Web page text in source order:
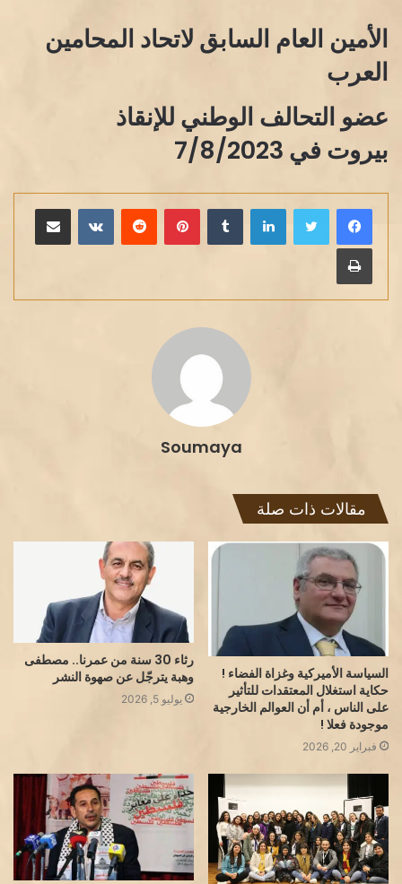
الأمين العام السابق لاتحاد المحامين
العرب
عضو التحالف الوطني للإنقاذ
بيروت في 7/8/2023
لينكدإن بينتيريست مشاركة عبر البريد
طباعة
Soumaya
مقالات ذات صلة
السياسة الأميركية وغزاة الفضاء !
حكاية استغلال المعتقدات للتأثير
على الناس ، أم أن العوالم الخارجية
موجودة فعلا !
فبراير 20, 2026
رثاء 30 سنة من عمرنا.. مصطفى
وهبة يترجّل عن صهوة النشر
يوليو 5, 2026